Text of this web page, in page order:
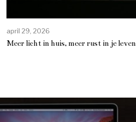
april 29, 2026
Meer licht in huis, meer rust in je leven